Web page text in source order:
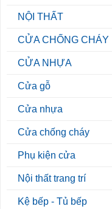
NỘI THẤT
CỬA CHỐNG CHÁY
CỬA NHỰA
Cửa gỗ
Cửa nhựa
Cửa chống cháy
Phụ kiện cửa
Nội thất trang trí
Kệ bếp - Tủ bếp